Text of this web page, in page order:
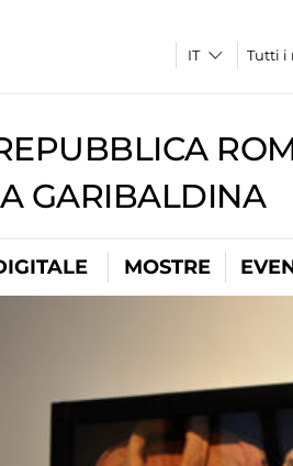
Tutti i
GARIBALDINA
MOSTRE